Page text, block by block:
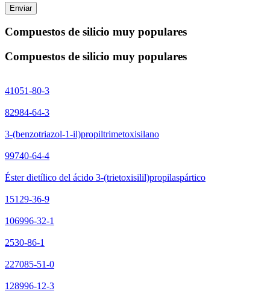
Enviar
Compuestos de silicio muy populares
Compuestos de silicio muy populares
41051-80-3
82984-64-3
3-(benzotriazol-1-il)propiltrimetoxisilano
99740-64-4
Éster dietílico del ácido 3-(trietoxisilil)propilaspártico
15129-36-9
106996-32-1
2530-86-1
227085-51-0
128996-12-3